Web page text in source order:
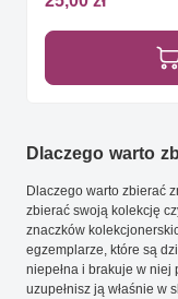
Dlaczego warto
Dlaczego warto zbierać
zbierać swoją kolekcję
znaczków
egzemplarze, które są
niepełna i brakuje w niej
uzupełnisz ją właśnie w